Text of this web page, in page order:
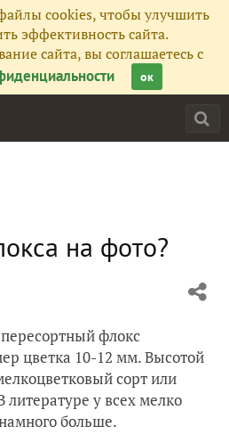
cookies, чтобы улучшить
эффективность сайта.
сайта, вы соглашаетесь с
ок
на фото?
флокс
цветка 10-12 мм. Высотой
сорт или
у всех мелко
больше.